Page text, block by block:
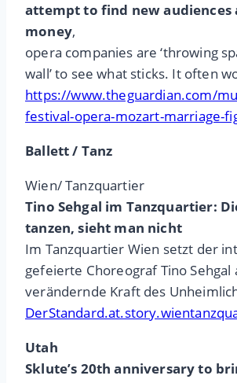
attempt to find new audiences
money,
opera companies are ‘throwing
wall’ to see what sticks. It often
https://www.theguardian.com/
festival-opera-mozart-marriage-
Ballett / Tanz
Wien/ Tanzquartier
Tino Sehgal im Tanzquartier:
tanzen, sieht man nicht
Im Tanzquartier Wien setzt der
gefeierte Choreograf Tino Sehgal
verändernde Kraft des
Utah
Sklute’s 20th anniversary to